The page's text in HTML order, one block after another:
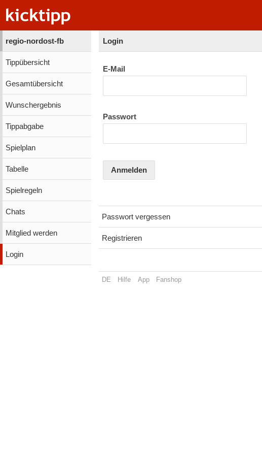
regio-nordost-fb
Tippübersicht
Gesamtübersicht
Wunschergebnis
Tippabgabe
Spielplan
Tabelle
Spielregeln
Chats
Mitglied werden
Login
Login
E-Mail
Passwort
Anmelden
Passwort vergessen
Registrieren
DE Hilfe App Fanshop